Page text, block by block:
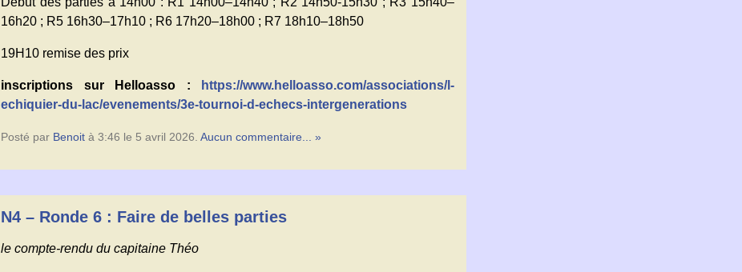
16h20 ; R5 16h30–17h10 ; R6 17h20–18h00 ; R7 18h10–18h50
19H10 remise des prix
inscriptions sur Helloasso :
https://www.helloasso.com/associations/l-
echiquier-du-lac/evenements/3e-tournoi-d-echecs-intergenerations
Posté par Benoit à 3:46 le 5 avril 2026. Aucun commentaire... »
N4 – Ronde 6 : Faire de belles parties
le compte-rendu du capitaine Théo